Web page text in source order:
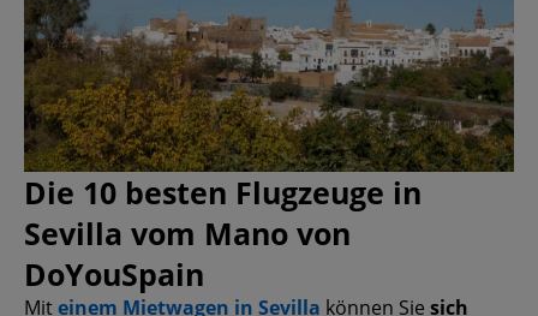
Die 10 besten Flugzeuge in
Sevilla vom Mano von
DoYouSpain
Miteinem Mietwagen in Sevilla können Sie sich